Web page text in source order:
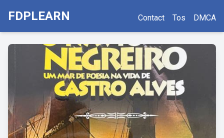
FDPLEARN Contact Tos DMCA